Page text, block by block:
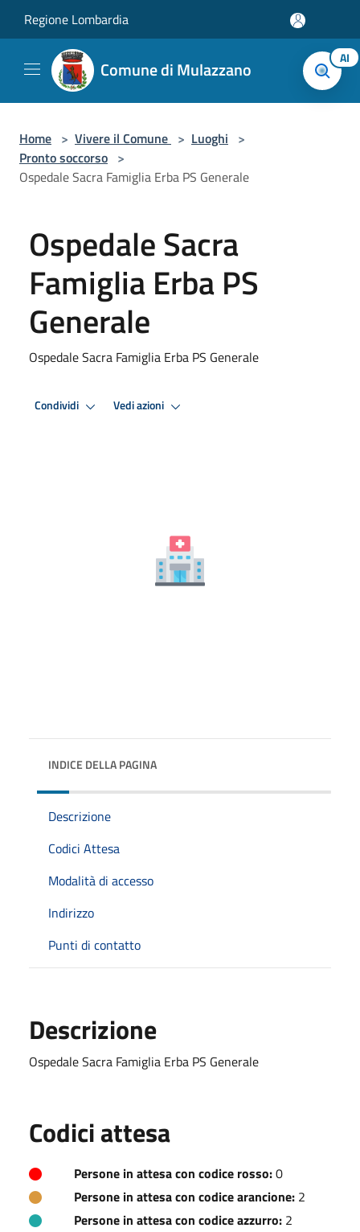
Regione Lombardia
Comune di Mulazzano AI
Home > Vivere il Comune > Luoghi >
Pronto soccorso >
Ospedale Sacra Famiglia Erba PS Generale
Ospedale Sacra
Famiglia Erba PS
Generale
Ospedale Sacra Famiglia Erba PS Generale
Condividi Vedi azioni
INDICE DELLA PAGINA
Descrizione
Codici Attesa
Modalità di accesso
Indirizzo
Punti di contatto
Descrizione
Ospedale Sacra Famiglia Erba PS Generale
Codici attesa
Persone in attesa con codice rosso:0
Persone in attesa con codice arancione: 2
Persone in attesa con codice azzurro: 2